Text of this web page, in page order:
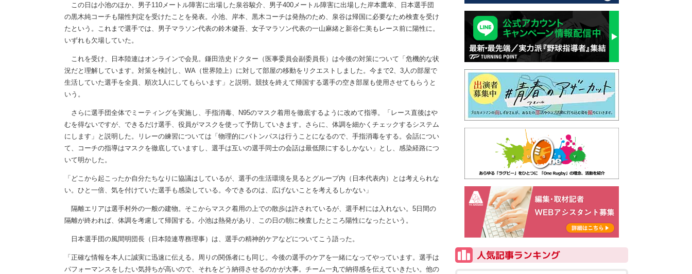
この日は小池のほか、男子110メートル障害に出場した泉谷駿介、男子400メートル障害に出場した岸本鷹幸、日本選手団
の黒木純コーチも陽性判定を受けたことを発表。小池、岸本、黒木コーチは発熱のため、泉谷は帰国に必要なため検査を受け
たという。これまで選手では、男子マラソン代表の鈴木健吾、女子マラソン代表の一山麻緒と新谷仁美もレース前に陽性に。
いずれも欠場していた。
これを受け、日本陸連はオンラインで会見。鎌田浩史ドクター（医事委員会副委員長）は今後の対策について「危機的な状
況だと理解しています。対策を検討し、WA（世界陸上）に対して部屋の移動をリクエストしました。今まで2、3人の部屋で
生活していた選手を全員、順次1人にしてもらいます」と説明。競技を終えて帰国する選手の空き部屋も使用させてもらうと
いう。
さらに選手団全体でミーティングを実施し、手指消毒、N95のマスク着用を徹底するように改めて指導。「レース直後はや
むを得ないですが、できるだけ選手、役員がマスクを使って予防していきます。さらに、体調を細かくチェックするシステム
にします」と説明した。リレーの練習については「物理的にバトンパスは行うことになるので、手指消毒をする。会話につい
て、コーチの指導はマスクを徹底していますし、選手は互いの選手同士の会話は最低限にするしかない」とし、感染経路につ
いて明かした。
「どこから起こったか自分たちなりに協議はしているが、選手の生活環境を見るとグループ内（日本代表内）とは考えられな
い。ひと一倍、気を付けていた選手も感染している。今できるのは、広げないことを考えるしかない」
隔離エリアは選手村外の一般の建物。そこからマスク着用の上での散歩は許されているが、選手村には入れない。5日間の
隔離が終われば、体調を考慮して帰国する。小池は熱発があり、この日の朝に検査したところ陽性になったという。
日本選手団の風間明団長（日本陸連専務理事）は、選手の精神的ケアなどについてこう語った。
「正確な情報を本人に誠実に迅速に伝える。周りの関係者にも同じ。今後の選手のケアを一緒になってやっています。選手は
パフォーマンスをしたい気持ちが高いので、それをどう納得させるのかが大事。チーム一丸で納得感を伝えていきたい。他の